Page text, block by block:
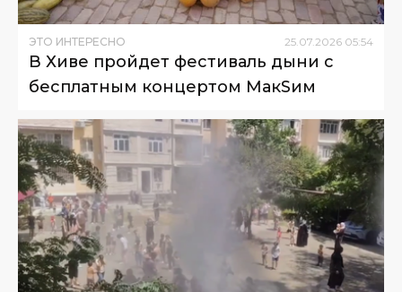
ЭТО ИНТЕРЕСНО 25.07.2026 05:54
В Хиве пройдет фестиваль дыни с
бесплатным концертом МакSим